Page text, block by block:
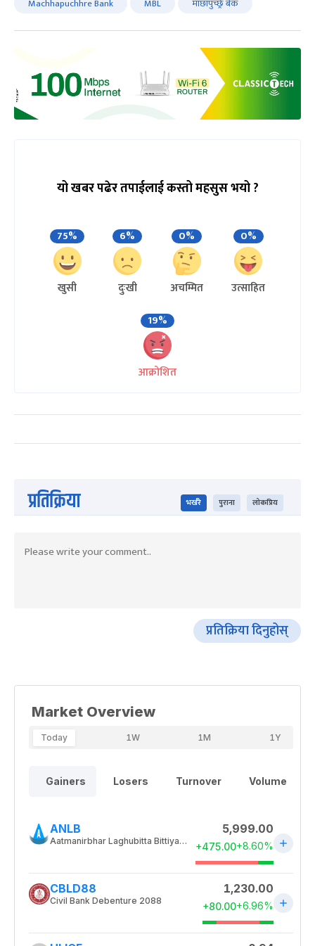
Machhapuchhre Bank MBL माछापुच्छ्रे बैंक
यो खबर पढेर तपाईलाई कस्तो महसुस भयो ?
75%
खुसी
6%
दुःखी
0%
अचम्मित
0%
उत्साहित
19%
आक्रोशित
प्रतिक्रिया भर्खरै पुराना लोकप्रिय
प्रतिक्रिया दिनुहोस्